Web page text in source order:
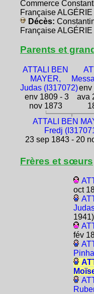
Commerce
Française ALGÉRIE
Décès:
Française ALGÉRIE
Parents et
ATTALI BEN
MAYER,
Judas (I317072)
env 1809 - 3
nov 1873
env
ava
ATTALI BEN
Fredj
23 sep 1843 - 20
Frères et sœurs
oct
1941)
fév